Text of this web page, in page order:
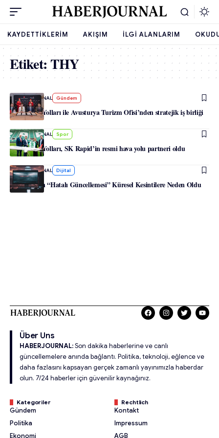
KAYDETTIKLERIM AKIŞIM İLGI ALANLARIM
Etiket:THY
- HABERJOURNAL Gündem
Türk Hava Yolları ile Avusturya Turizm Ofisi’nden stratejik iş birliği
-HABERJOURNAL Spor
Türk Hava Yolları, SK Rapid’in resmi hava yolu partneri oldu
-HABERJOURNAL Dijital
Windows’un “Hatalı Güncellemesi” Küresel Kesintilere Neden Oldu
Über Uns
HABERJOURNAL:Son dakika haberlerine ve canlı
güncellemelere anında bağlantı. Politika, teknoloji, eğlence ve
daha fazlasını kapsayan gerçek zamanlı yayınımızla haberdar
olun. 7/24 haberler için güvenilir kaynağınız.
Kategoriler
Gündem
Politika
Ekonomi
Rechtlich
Kontakt
Impressum
AGB